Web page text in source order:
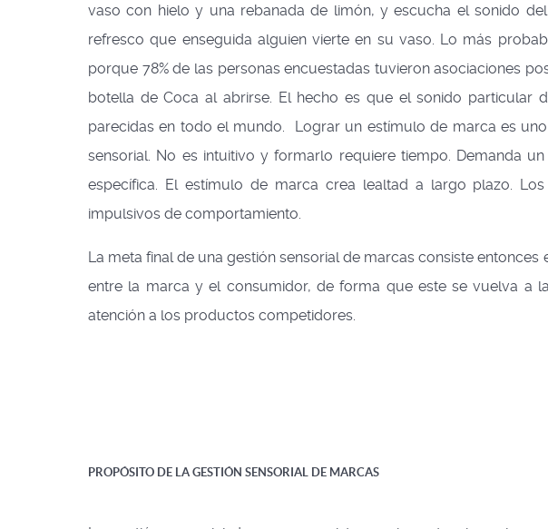
vaso con hielo y una rebanada de limón, y escucha el sonido
refresco que enseguida alguien vierte en su vaso. Lo más
porque 78% de las personas encuestadas tuvieron asociaciones
botella de Coca al abrirse. El hecho es que el sonido particular
parecidas en todo el mundo. Lograr un estímulo de marca es
sensorial. No es intuitivo y formarlo requiere tiempo. Demanda
específica. El estímulo de marca crea lealtad a largo plazo.
impulsivos de comportamiento.
La meta final de una gestión sensorial de marcas consiste
entre la marca y el consumidor, de forma que este se vuelva a
atención a los productos competidores.
PROPÓSITO DE LA GESTIÓN SENSORIAL DE MARCAS